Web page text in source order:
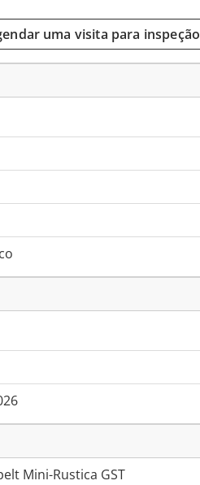
uma visita para inspeção
Mini-Rustica GST